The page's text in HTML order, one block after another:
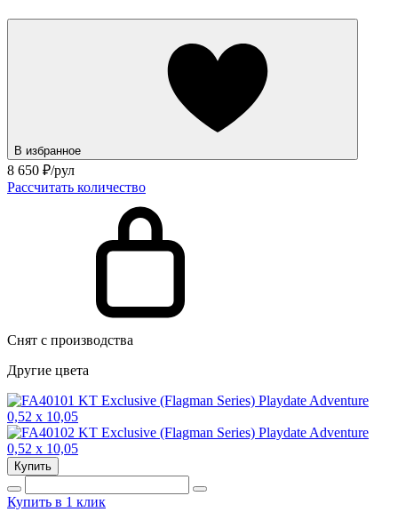
В избранное
8 650 ₽/рул
Рассчитать количество
Снят с производства
Другие цвета
Купить
Купить в 1 клик